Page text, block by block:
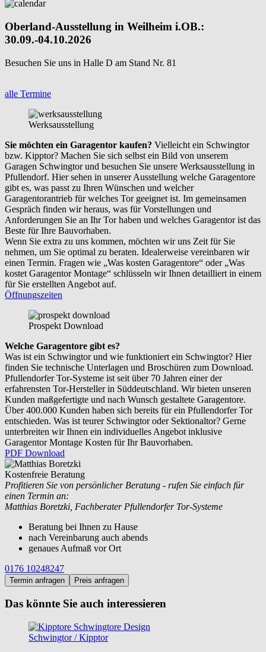
Oberland-Ausstellung in Weilheim i.OB.:
30.09.-04.10.2026
Besuchen Sie uns in Halle D am Stand Nr. 81
alle Termine
Werksausstellung
Sie möchten ein Garagentor kaufen? Vielleicht ein Schwingtor
bzw. Kipptor? Machen Sie sich selbst ein Bild von unserem
Garagen Schwingtor und besuchen Sie unsere Werksausstellung in
Pfullendorf. Hier sehen in unserer Ausstellung welche Garagentore
gibt es, was passt zu Ihren Wünschen und welcher
Garagentorantrieb für welches Tor geeignet ist. Im gemeinsamen
Gespräch finden wir heraus, was für Vorstellungen und
Anforderungen Sie an Ihr Tor haben und welches Garagentor ist das
Beste für Ihre Bauvorhaben.
Wenn Sie extra zu uns kommen, möchten wir uns Zeit für Sie
nehmen, um Sie optimal zu beraten. Idealerweise vereinbaren wir
einen Termin. Fragen wie „Was kosten Garagentore“ oder „Was
kostet Garagentor Montage“ schlüsseln wir Ihnen detailliert in einem
für Sie erstellten Angebot auf.
Öffnungszeiten
Prospekt Download
Welche Garagentore gibt es?
Was ist ein Schwingtor und wie funktioniert ein Schwingtor? Hier
finden Sie technische Unterlagen und Broschüren zum Download.
Pfullendorfer Tor-Systeme ist seit über 70 Jahren einer der
erfahrensten Tor-Hersteller in Süddeutschland. Wir bieten unseren
Kunden maßgefertigte und nach Wunsch gestaltete Garagentore.
Über 400.000 Kunden haben sich bereits für ein Pfullendorfer Tor
entschieden. Was ist teurer Schwingtor oder Sektionaltor? Gerne
unterbreiten wir Ihnen ein individuelles Angebot inklusive
Garagentor Montage Kosten für Ihr Bauvorhaben.
PDF Download
Kostenfreie Beratung
Profitieren Sie von persönlicher Beratung - rufen Sie einfach für
einen Termin an:
Matthias Boretzki, Fachberater Pfullendorfer Tor-Systeme
Beratung bei Ihnen zu Hause
nach Vereinbarung auch abends
genaues Aufmaß vor Ort
0176 10248247
Termin anfragen Preis anfragen
Das könnte Sie auch interessieren
Schwingtor / Kipptor